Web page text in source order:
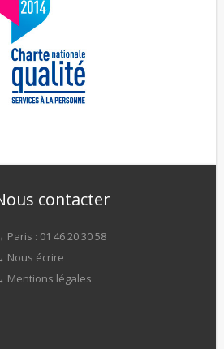
contacter
Paris : 01 46 20 30 58
Nous écrire
Mentions légales